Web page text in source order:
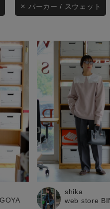
探す
用ガイド
ル価格
庫あり 在庫
パーカー / スウェット
shika
web store